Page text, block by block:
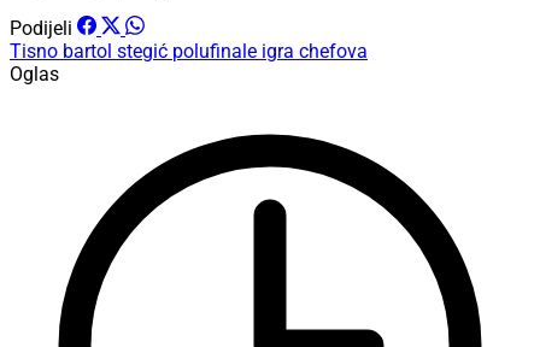
Podijeli
Tisno bartol stegić polufinale igra chefova
Oglas